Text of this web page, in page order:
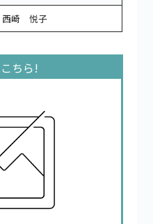
西崎 悦子